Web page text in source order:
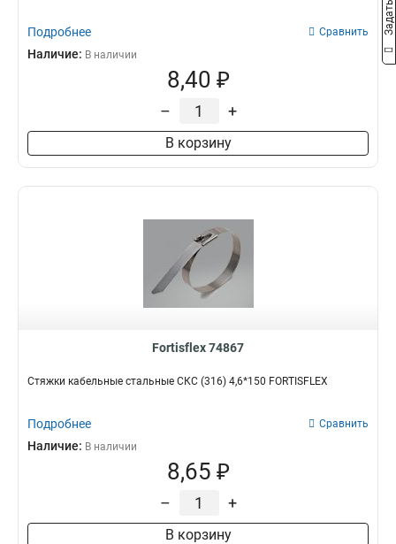
Подробнее Сравнить
Наличие: В наличии
8,40 ₽
– +
В корзину
Fortisflex 74867
Стяжки кабельные стальные СКС (316) 4,6*150 FORTISFLEX
Подробнее Сравнить
Наличие: В наличии
8,65 ₽
– +
В корзину